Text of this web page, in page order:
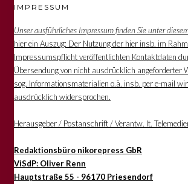
IMPRESSUM
Unser ausführliches Impressum finden Sie unter
hier ein Auszug: Der Nutzung der hier insb. im
Impressumspflicht veröffentlichten Kontaktdaten
Übersendung von nicht ausdrücklich angeforderter
sog. Informationsmaterialien o.ä. insb. per e-mail
ausdrücklich widersprochen.
Herausgeber / Postanschrift / Verantw. lt.
Redaktionsbüro nikorepress GbR
ViSdP: Oliver Renn
Hauptstraße 55 - 96170 Priesendorf